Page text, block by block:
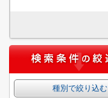
種別で絞り込む